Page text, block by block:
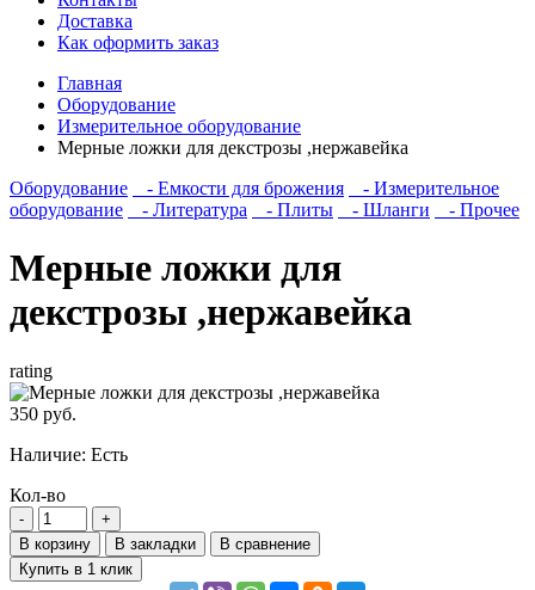
Доставка
Как оформить заказ
Главная
Оборудование
Измерительное оборудование
Мерные ложки для декстрозы ,нержавейка
Оборудование
- Емкости для брожения
- Измерительное
оборудование
- Литература - Плиты - Шланги - Прочее
Мерные ложки для
декстрозы ,нержавейка
rating
350 руб.
Наличие: Есть
Кол-во
В корзину В закладки
В сравнение
Купить в 1 клик